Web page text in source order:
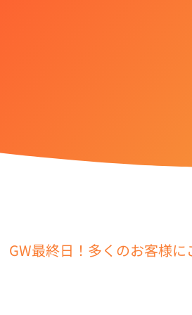
最終日！多くのお客様に